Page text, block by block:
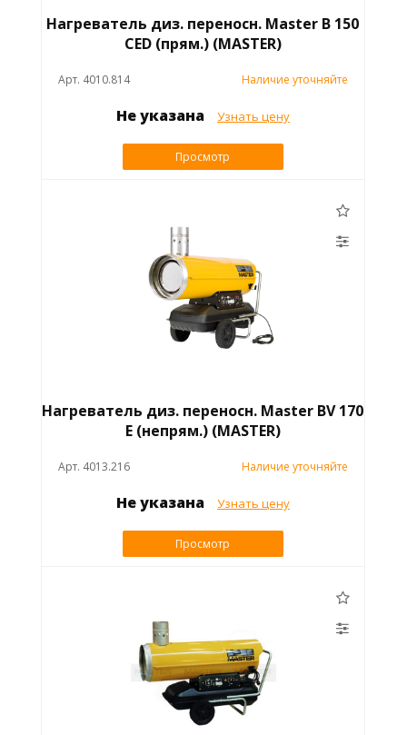
Нагреватель диз. переносн. Master B 150
CED (прям.) (MASTER)
Арт. 4010.814 Наличие уточняйте
Не указана Узнать цену
Просмотр
Нагреватель диз. переносн. Master BV 170
E (непрям.) (MASTER)
Арт. 4013.216 Наличие уточняйте
Не указана Узнать цену
Просмотр